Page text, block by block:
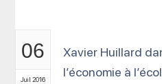
06
Juil 2016
Xavier Huillard
l’économie à